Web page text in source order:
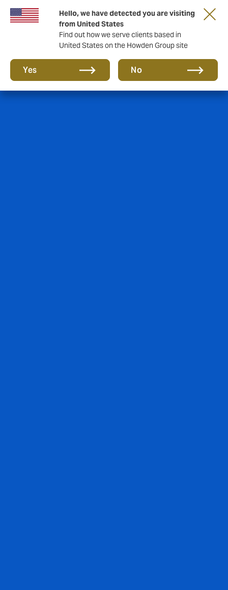
Hello, we have detected you are visiting
from United States
Find out how we serve clients based in
United States on the Howden Group site
Yes No